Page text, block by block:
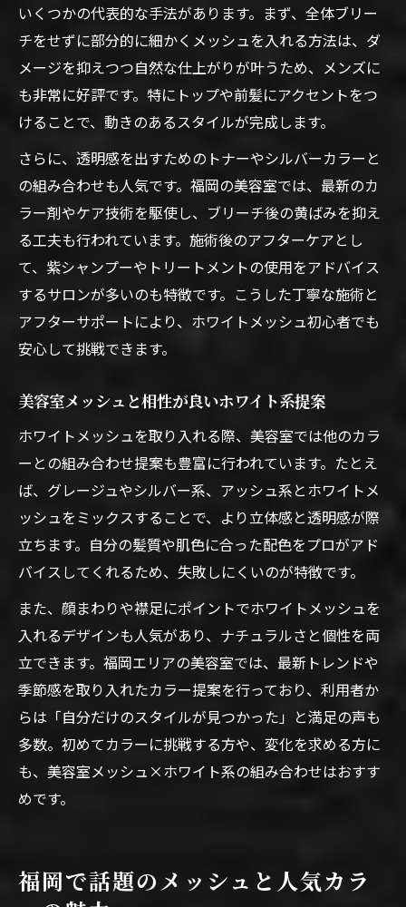
いくつかの代表的な手法があります。まず、全体ブリー
チをせずに部分的に細かくメッシュを入れる方法は、ダ
メージを抑えつつ自然な仕上がりが叶うため、メンズに
も非常に好評です。特にトップや前髪にアクセントをつ
けることで、動きのあるスタイルが完成します。
さらに、透明感を出すためのトナーやシルバーカラーと
の組み合わせも人気です。福岡の美容室では、最新のカ
ラー剤やケア技術を駆使し、ブリーチ後の黄ばみを抑え
る工夫も行われています。施術後のアフターケアとし
て、紫シャンプーやトリートメントの使用をアドバイス
するサロンが多いのも特徴です。こうした丁寧な施術と
アフターサポートにより、ホワイトメッシュ初心者でも
安心して挑戦できます。
美容室メッシュと相性が良いホワイト系提案
ホワイトメッシュを取り入れる際、美容室では他のカラ
ーとの組み合わせ提案も豊富に行われています。たとえ
ば、グレージュやシルバー系、アッシュ系とホワイトメ
ッシュをミックスすることで、より立体感と透明感が際
立ちます。自分の髪質や肌色に合った配色をプロがアド
バイスしてくれるため、失敗しにくいのが特徴です。
また、顔まわりや襟足にポイントでホワイトメッシュを
入れるデザインも人気があり、ナチュラルさと個性を両
立できます。福岡エリアの美容室では、最新トレンドや
季節感を取り入れたカラー提案を行っており、利用者か
らは「自分だけのスタイルが見つかった」と満足の声も
多数。初めてカラーに挑戦する方や、変化を求める方に
も、美容室メッシュ×ホワイト系の組み合わせはおすす
めです。
福岡で話題のメッシュと人気カラ